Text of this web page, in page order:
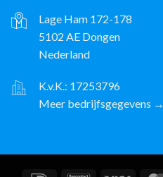
Lage Ham 172-178
5102 AE Dongen
Nederland
K.v.K.: 17253796
Meer bedrijfsgegevens →